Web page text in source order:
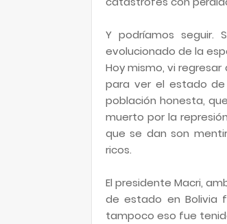
Y podríamos seguir.
evolucionado de la
Hoy mismo, vi
para ver el estado
población honesta,
muerto por la
que se dan son
ricos.
El presidente Macri,
de estado en Bolivia
tampoco eso fue